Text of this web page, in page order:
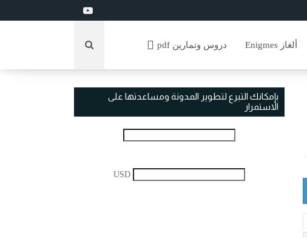
ألغاز Enigmes دروس وتمارين pdf
بإمكانك التبرع لتطوير المدونة ومساعدتها على
الاستمرار
USD